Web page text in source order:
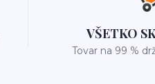
VŠETKO
Tovar na 99 %